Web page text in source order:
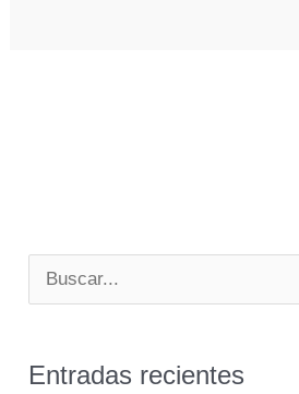
u
c
Entradas recientes